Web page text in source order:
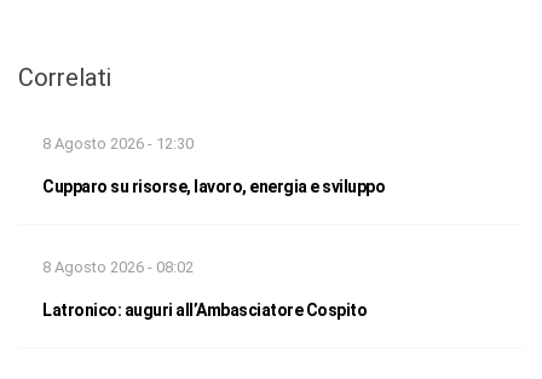
Correlati
8 Agosto 2026 - 12:30
Cupparo su risorse, lavoro, energia e sviluppo
8 Agosto 2026 - 08:02
Latronico: auguri all’Ambasciatore Cospito